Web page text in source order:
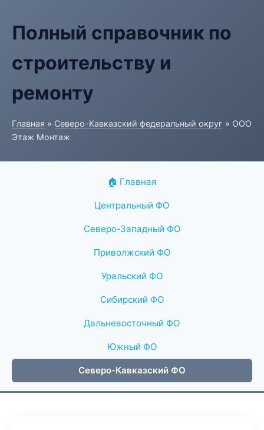
Полный справочник по
строительству и
ремонту
Главная » Северо-Кавказский федеральный округ » ООО
Этаж Монтаж
🏠 Главная
Центральный ФО
Северо-Западный ФО
Приволжский ФО
Уральский ФО
Сибирский ФО
Дальневосточный ФО
Южный ФО
Северо-Кавказский ФО